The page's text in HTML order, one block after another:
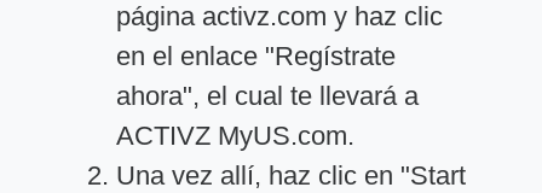
página activz.com y haz clic
en el enlace "Regístrate
ahora", el cual te llevará a
ACTIVZ MyUS.com.
Una vez allí, haz clic en "Start